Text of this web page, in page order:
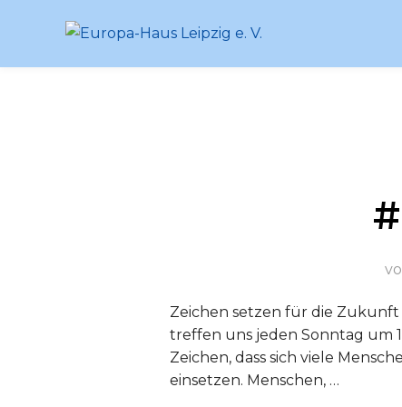
Zeichen setzen für die Zukunft
treffen uns jeden Sonntag um
Zeichen, dass sich viele
einsetzen. Menschen, …